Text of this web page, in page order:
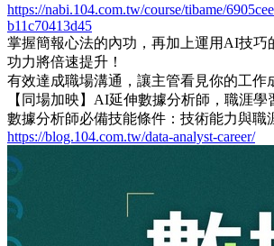
https://nabi.104.com.tw/course/tibame/
b11c70413d45
掌握簡報心法的內功，再加上運用AI技巧
功力將倍速提升！
有效達成職場溝通，讓主管看見你的工作
【同場加映】AI延伸數據分析師，職涯學
數據分析師必備技能條件：技術能力與職
https://blog.104.com.tw/data-analyst-career/